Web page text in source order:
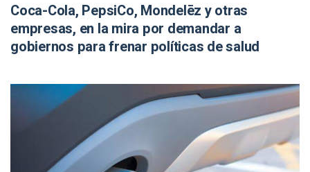
Coca-Cola, PepsiCo, Mondelēz y otras
empresas, en la mira por demandar a
gobiernos para frenar políticas de salud